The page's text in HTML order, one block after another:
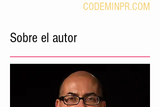
CODEMINPR.COM
Sobre el autor